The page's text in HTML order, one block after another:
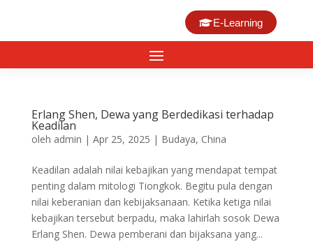
E-Learning
Erlang Shen, Dewa yang Berdedikasi terhadap
Keadilan
oleh admin | Apr 25, 2025 | Budaya, China
Keadilan adalah nilai kebajikan yang mendapat tempat
penting dalam mitologi Tiongkok. Begitu pula dengan
nilai keberanian dan kebijaksanaan. Ketika ketiga nilai
kebajikan tersebut berpadu, maka lahirlah sosok Dewa
Erlang Shen. Dewa pemberani dan bijaksana yang...